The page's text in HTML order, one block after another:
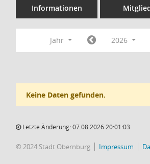
Informationen
Jahr 2026
Keine Daten gefunden.
Letzte Änderung: 07.08.2026 20:01:03
© 2024 Stadt Obernburg Impressum